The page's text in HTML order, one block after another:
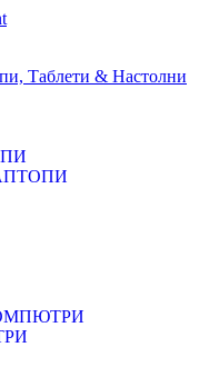
Таблети & Настолни